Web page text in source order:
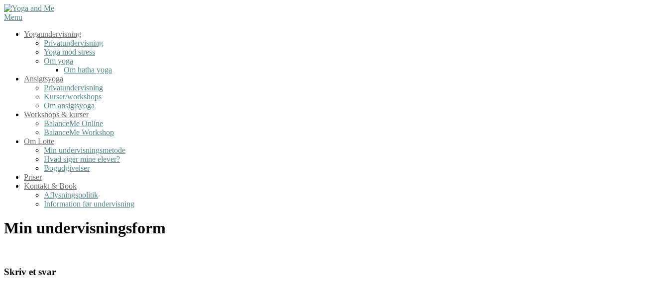
Spring
til
Menu
Yogaundervisning
Privatundervisning
Yoga mod stress
Om yoga
Om hatha yoga
Ansigtsyoga
Privatundervisning
Kurser/workshops
Om ansigtsyoga
Workshops & kurser
BalanceMe Online
BalanceMe Workshop
Om Lotte
Min undervisningsmetode
Hvad siger mine elever?
Bogudgivelser
Priser
Kontakt & Book
Aflysningspolitik
Information før undervisning
Min undervisningsform
Skriv et svar